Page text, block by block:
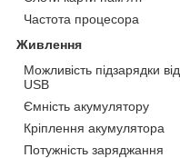
Частота процесора
Живлення
Можливість підзарядки від
USB
Ємність акумулятору
Кріплення акумулятора
Потужність заряджання